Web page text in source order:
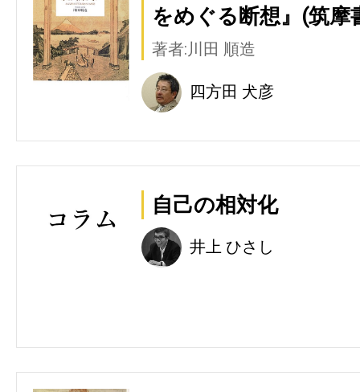
をめぐる断想』(筑摩
著者:川田 順造
四方田 犬彦
自己の相対化
井上 ひさし